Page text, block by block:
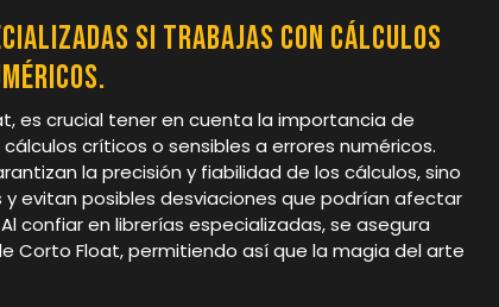
si trabajas con cálculos
es crucial tener en cuenta la importancia de
críticos o sensibles a errores numéricos.
la precisión y fiabilidad de los cálculos, sino
evitan posibles desviaciones que podrían afectar
confiar en librerías especializadas, se asegura
Corto Float, permitiendo así que la magia del arte